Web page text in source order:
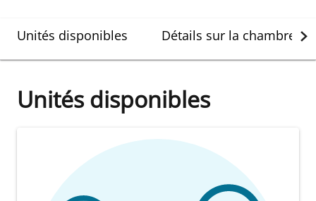
Unités disponibles Détails sur la chambre
Unités disponibles